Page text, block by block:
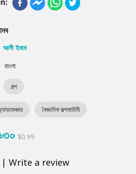
আলী ইমাম
বাংলা
গল্প
বৈজ্ঞানিক কল্পকাহিনী
$0.99
| Write a review